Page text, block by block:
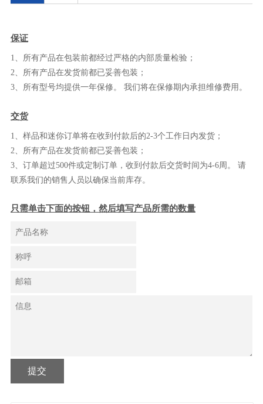
保证
1、所有产品在包装前都经过严格的内部质量检验；
2、所有产品在发货前都已妥善包装；
3、所有型号均提供一年保修。 我们将在保修期内承担维修费用。
交货
1、样品和迷你订单将在收到付款后的2-3个工作日内发货；
2、所有产品在发货前都已妥善包装；
3、订单超过500件或定制订单，收到付款后交货时间为4-6周。 请
联系我们的销售人员以确保当前库存。
只需单击下面的按钮，然后填写产品所需的数量
提交